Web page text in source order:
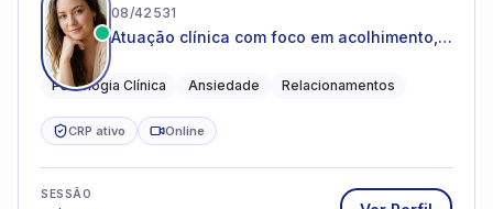
08/42531
Atuação clínica com foco em acolhimento,
Psicologia Clínica Ansiedade Relacionamentos
CRP ativo Online
SESSÃO